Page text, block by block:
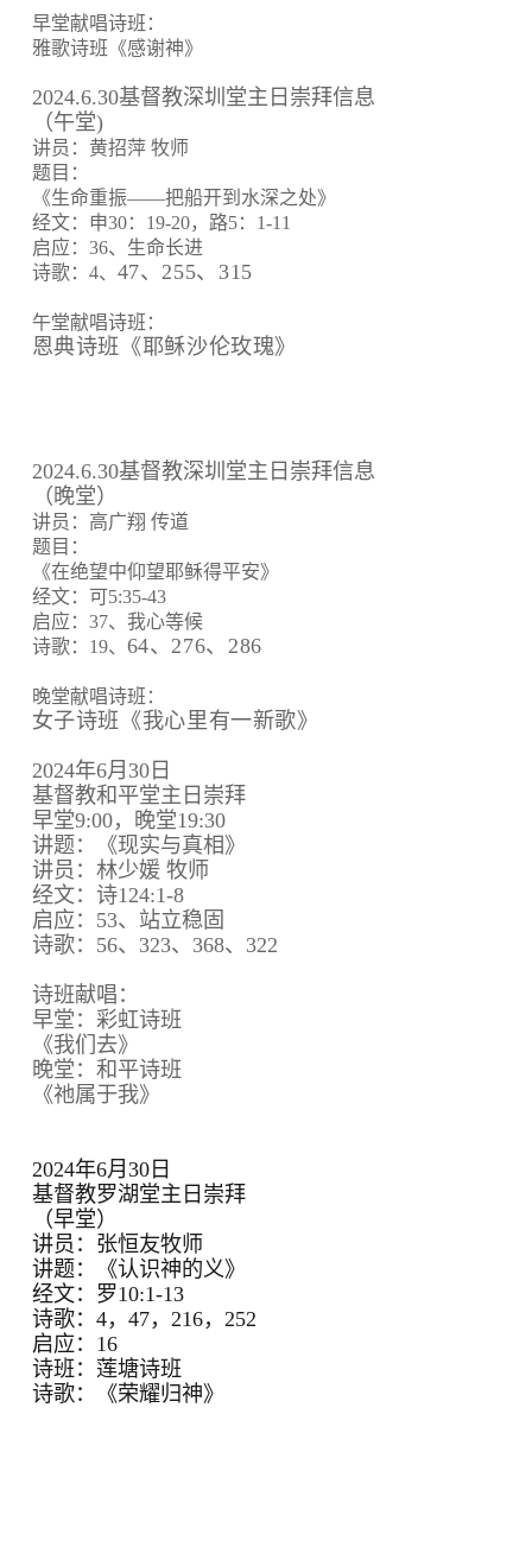
早堂献唱诗班：
雅歌诗班《感谢神》
2024.6.30基督教深圳堂主日崇拜信息
（午堂)
讲员：黄招萍 牧师
题目：
《生命重振——把船开到水深之处》
经文：申30：19-20，路5：1-11
启应：36、生命长进
诗歌：4、 47、255、315
午堂献唱诗班：
恩典诗班《耶稣沙伦玫瑰》
2024.6.30基督教深圳堂主日崇拜信息
（晚堂）
讲员：高广翔 传道
题目：
《在绝望中仰望耶稣得平安》
经文：可5:35-43
启应：37、我心等候
诗歌：19、 64、276、 286
晚堂献唱诗班：
女子诗班《我心里有一新歌》
2024年6月30日
基督教和平堂主日崇拜
早堂9:00，晚堂19:30
讲题：《现实与真相》
讲员：林少媛 牧师
经文：诗124:1-8
启应：53、站立稳固
诗歌：56、323、368、322
诗班献唱：
早堂：彩虹诗班
《我们去》
晚堂：和平诗班
《祂属于我》
2024年6月30日
基督教罗湖堂主日崇拜
（早堂）
讲员：张恒友牧师
讲题：《认识神的义》
经文：罗10:1-13
诗歌：4，47，216，252
启应：16
诗班：莲塘诗班
诗歌：《荣耀归神》